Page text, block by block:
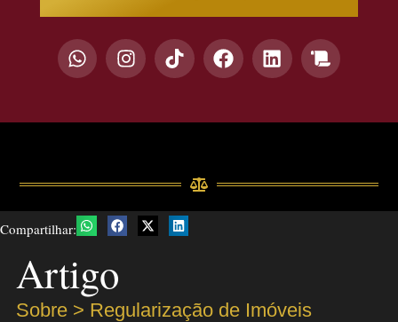
Compartilhar:
Artigo
Sobre > Regularização de Imóveis